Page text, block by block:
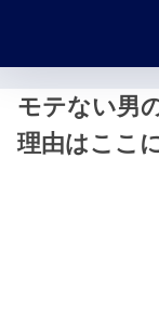
モテない男
理由はここ